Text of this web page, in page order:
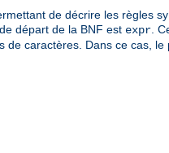
de décrire les règles
départ de la BNF est expr .
caractères. Dans ce cas,